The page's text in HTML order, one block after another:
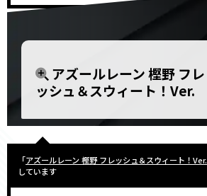
アズールレーン 樫野 フレ
ッシュ＆スウィート！Ver.
「アズールレーン 樫野 フレッシュ＆スウィート！Ver.
しています